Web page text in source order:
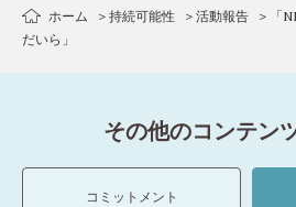
ホーム 持続可能性 活動報告
「
だいら」
その他のコンテン
コミットメント